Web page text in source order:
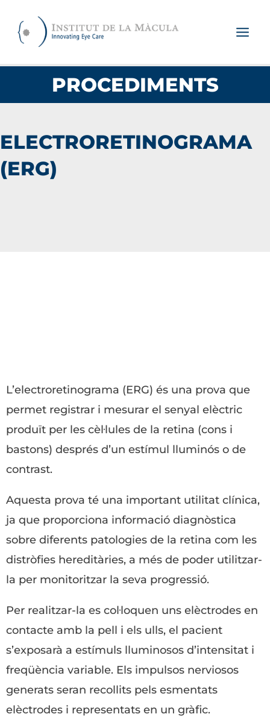
contingut
PROCEDIMENTS
ELECTRORETINOGRAMA
(ERG)
L’electroretinograma (ERG) és una prova que
permet registrar i mesurar el senyal elèctric
produït per les cèl·lules de la retina (cons i
bastons) després d’un estímul lluminós o de
contrast.
Aquesta prova té una important utilitat clínica,
ja que proporciona informació diagnòstica
sobre diferents patologies de la retina com les
distròfies hereditàries, a més de poder utilitzar-
la per monitoritzar la seva progressió.
Per realitzar-la es col·loquen uns elèctrodes en
contacte amb la pell i els ulls, el pacient
s’exposarà a estímuls lluminosos d’intensitat i
freqüència variable. Els impulsos nerviosos
generats seran recollits pels esmentats
elèctrodes i representats en un gràfic.